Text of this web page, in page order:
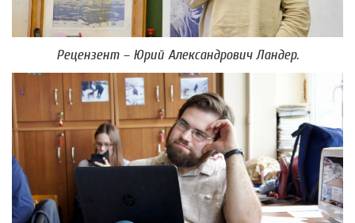
Рецензент – Юрий Александрович Ландер.